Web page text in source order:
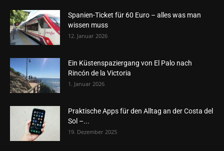
Spanien-Ticket für 60 Euro – alles was man
wissen muss
12. Januar 2026
Ein Küstenspaziergang von El Palo nach
Rincón de la Victoria
1. Januar 2026
Praktische Apps für den Alltag an der Costa del
Sol –...
19. Dezember 2025